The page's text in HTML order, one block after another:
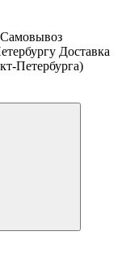
Самовывоз
Доставка
Петербурга)